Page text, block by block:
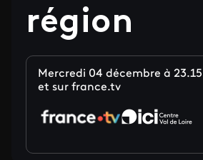
région
Mercredi 04 décembre à
et sur france.tv